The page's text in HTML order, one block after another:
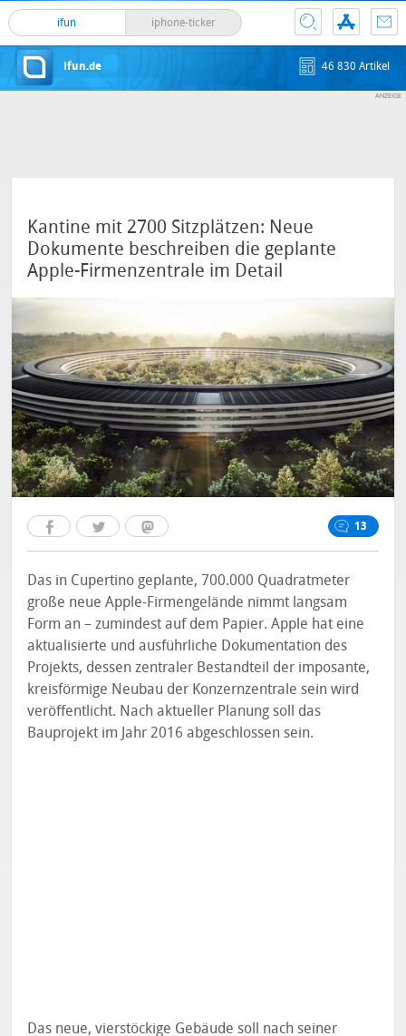
ifun iphone-ticker
ifun.de 46 830 Artikel
Kantine mit 2700 Sitzplätzen: Neue
Dokumente beschreiben die geplante
Apple-Firmenzentrale im Detail
13
Das in Cupertino geplante, 700.000 Quadratmeter
große neue Apple-Firmengelände nimmt langsam
Form an – zumindest auf dem Papier. Apple hat eine
aktualisierte und ausführliche Dokumentation des
Projekts, dessen zentraler Bestandteil der imposante,
kreisförmige Neubau der Konzernzentrale sein wird
veröffentlicht. Nach aktueller Planung soll das
Bauprojekt im Jahr 2016 abgeschlossen sein.
Das neue, vierstöckige Gebäude soll nach seiner